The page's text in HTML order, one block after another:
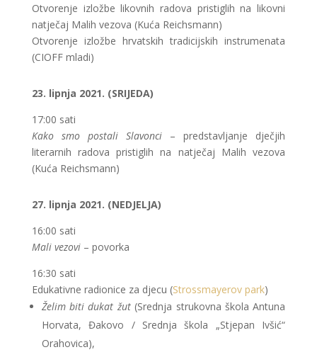
Otvorenje izložbe likovnih radova pristiglih na likovni
natječaj Malih vezova (Kuća Reichsmann)
Otvorenje izložbe hrvatskih tradicijskih instrumenata
(CIOFF mladi)
23. lipnja 2021. (SRIJEDA)
17:00 sati
Kako smo postali Slavonci – predstavljanje dječjih
literarnih radova pristiglih na natječaj Malih vezova
(Kuća Reichsmann)
27. lipnja 2021. (NEDJELJA)
16:00 sati
Mali vezovi– povorka
16:30 sati
Edukativne radionice za djecu (Strossmayerov park)
Želim biti dukat žut(Srednja strukovna škola Antuna
Horvata, Đakovo / Srednja škola „Stjepan Ivšić“
Orahovica),